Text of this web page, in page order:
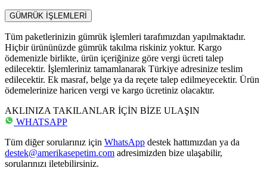
GÜMRÜK İŞLEMLERİ
Tüm paketlerinizin gümrük işlemleri tarafımızdan yapılmaktadır.
Hiçbir ürününüzde gümrük takılma riskiniz yoktur. Kargo
ödemenizle birlikte, ürün içeriğinize göre vergi ücreti talep
edilecektir. İşlemleriniz tamamlanarak Türkiye adresinize teslim
edilecektir. Ek masraf, belge ya da reçete talep edilmeyecektir. Ürün
ödemelerinize haricen vergi ve kargo ücretiniz olacaktır.
AKLINIZA TAKILANLAR İÇİN BİZE ULAŞIN
WHATSAPP
Tüm diğer sorularınız için WhatsApp destek hattımızdan ya da
destek@amerikasepetim.com adresimizden bize ulaşabilir,
sorularınızı iletebilirsiniz.